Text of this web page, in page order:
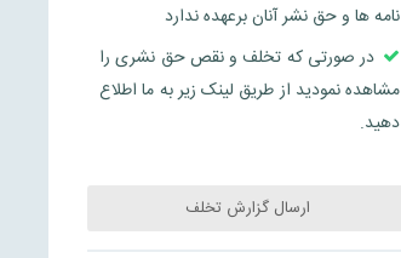
نامه ها و حق نشر آنان برعهده ندارد
در صورتی که تخلف و نقص حق نشری را
مشاهده نمودید از طریق لینک زیر به ما اطلاع
دهید.
ارسال گزارش تخلف